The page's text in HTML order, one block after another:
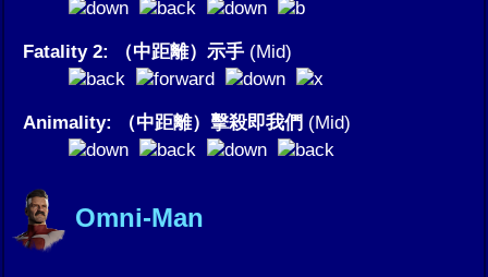
Fatality 2: （中距離）示手 (Mid)
Animality: （中距離）擊殺即我們 (Mid)
Omni-Man